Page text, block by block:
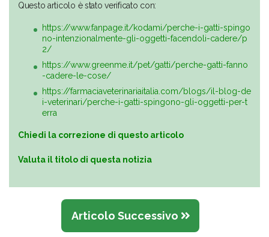
Questo articolo è stato verificato con:
https://www.fanpage.it/kodami/perche-i-gatti-spingo
no-intenzionalmente-gli-oggetti-facendoli-cadere/p
2/
https://www.greenme.it/pet/gatti/perche-gatti-fanno
-cadere-le-cose/
https://farmaciaveterinariaitalia.com/blogs/il-blog-de
i-veterinari/perche-i-gatti-spingono-gli-oggetti-per-t
erra
Chiedi la correzione di questo articolo
Valuta il titolo di questa notizia
Articolo Successivo